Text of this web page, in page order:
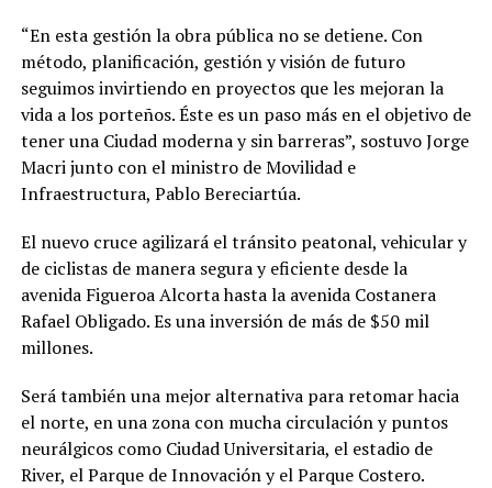
“En esta gestión la obra pública no se detiene. Con
método, planificación, gestión y visión de futuro
seguimos invirtiendo en proyectos que les mejoran la
vida a los porteños. Éste es un paso más en el objetivo de
tener una Ciudad moderna y sin barreras”, sostuvo Jorge
Macri junto con el ministro de Movilidad e
Infraestructura, Pablo Bereciartúa.
El nuevo cruce agilizará el tránsito peatonal, vehicular y
de ciclistas de manera segura y eficiente desde la
avenida Figueroa Alcorta hasta la avenida Costanera
Rafael Obligado. Es una inversión de más de $50 mil
millones.
Será también una mejor alternativa para retomar hacia
el norte, en una zona con mucha circulación y puntos
neurálgicos como Ciudad Universitaria, el estadio de
River, el Parque de Innovación y el Parque Costero.